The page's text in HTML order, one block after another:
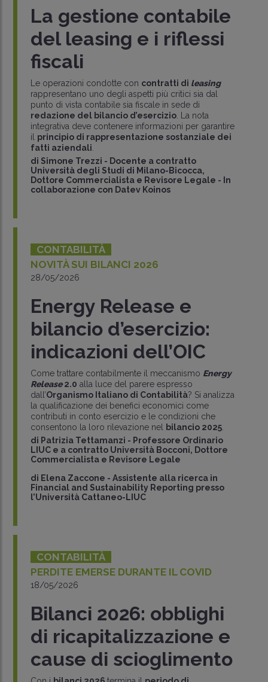
La gestione contabile
del leasing e i riflessi
fiscali
Le operazioni condotte con contratti di leasing
rappresentano uno degli aspetti più critici sia dal
punto di vista contabile sia fiscale in sede di
redazione del bilancio d’esercizio. La nota
integrativa deve contenere informazioni per garantire
il principio di rappresentazione sostanziale dei
fatti aziendali
di Simone Trezzi - Docente a contratto
Università degli Studi di Milano-Bicocca,
Dottore Commercialista e Revisore Legale - In
collaborazione con Datev Koinos
CONTABILITÀ
NOVITÀ SUI BILANCI 2026
28/05/2026
Energy Release e
bilancio d’esercizio:
indicazioni dell’OIC
Come trattare contabilmente il meccanismo Energy
Release2.0 alla luce del parere espresso
dall’Organismo Italiano di Contabilità? Si analizza
la qualificazione dei benefici economici come
contributi in conto esercizio e le condizioni che
consentono la loro rilevazione nel
bilancio 2025.
di Patrizia Tettamanzi - Professore Ordinario
LIUC e a contratto Università Bocconi, Dottore
Commercialista e Revisore Legale
di Elena Zaccone - Assistente alla ricerca in
Financial and Sustainability Reporting presso
l’Università Cattaneo-LIUC
CONTABILITÀ
PERDITE EMERSE DURANTE IL COVID
18/05/2026
Bilanci 2026: obblighi
di ricapitalizzazione e
cause di scioglimento